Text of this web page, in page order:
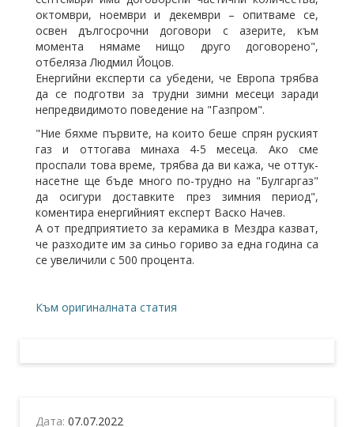
октомври, ноември и декември – опитваме се,
освен дългосрочни договори с азерите, към
момента нямаме нищо друго договорено",
отбеляза Людмил Йоцов.
Енергийни експерти са убедени, че Европа трябва
да се подготви за трудни зимни месеци заради
непредвидимото поведение на "Газпром".
"Ние бяхме първите, на които беше спрян руският
газ и оттогава минаха 4-5 месеца. Ако сме
проспали това време, трябва да ви кажа, че оттук-
насетне ще бъде много по-трудно на "Булгаргаз"
да осигури доставките през зимния период",
коментира енергийният експерт Васко Начев.
А от предприятието за керамика в Мездра казват,
че разходите им за синьо гориво за една година са
се увеличили с 500 процента.
Към оригиналната статия
Дата: 07.07.2022